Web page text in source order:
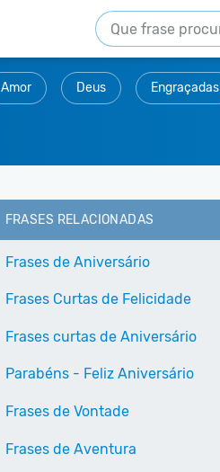
Amor Deus Engraçadas
FRASES RELACIONADAS
Frases de Aniversário
Frases Curtas de Felicidade
Frases curtas de Aniversário
Parabéns - Feliz Aniversário
Frases de Vontade
Frases de Aventura